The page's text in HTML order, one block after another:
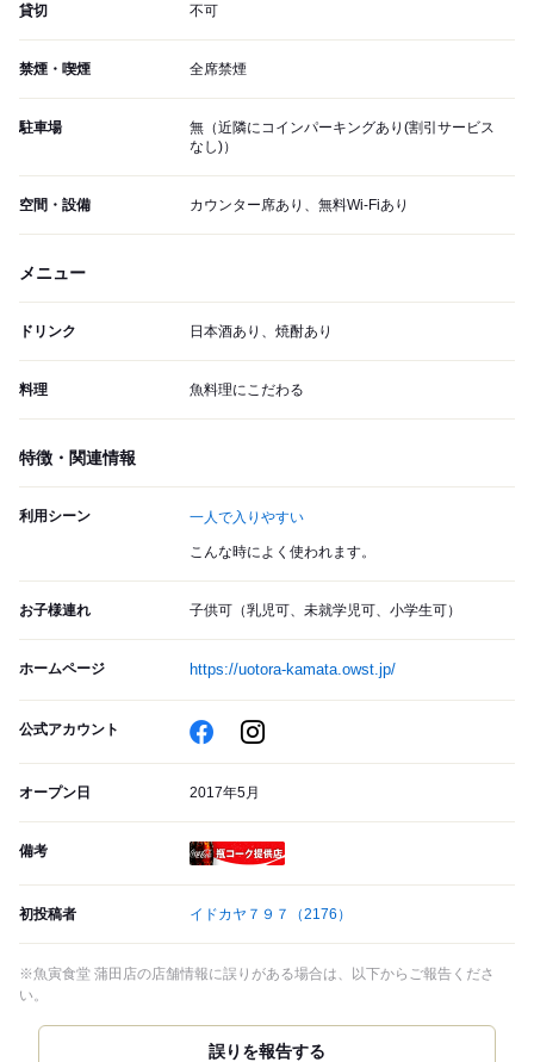
貸切 不可
禁煙・喫煙 全席禁煙
駐車場
無（近隣にコインパーキングあり(割引サービス
なし)）
空間・設備 カウンター席あり、無料Wi-Fiあり
メニュー
ドリンク 日本酒あり、焼酎あり
料理 魚料理にこだわる
特徴・関連情報
利用シーン 一人で入りやすい
こんな時によく使われます。
お子様連れ 子供可（乳児可、未就学児可、小学生可）
ホームページ https://uotora-kamata.owst.jp/
公式アカウント
オープン日 2017年5月
備考
初投稿者 イドカヤ７９７ （2176）
※魚寅食堂 蒲田店の店舗情報に誤りがある場合は、以下からご報告くださ
い。
誤りを報告する